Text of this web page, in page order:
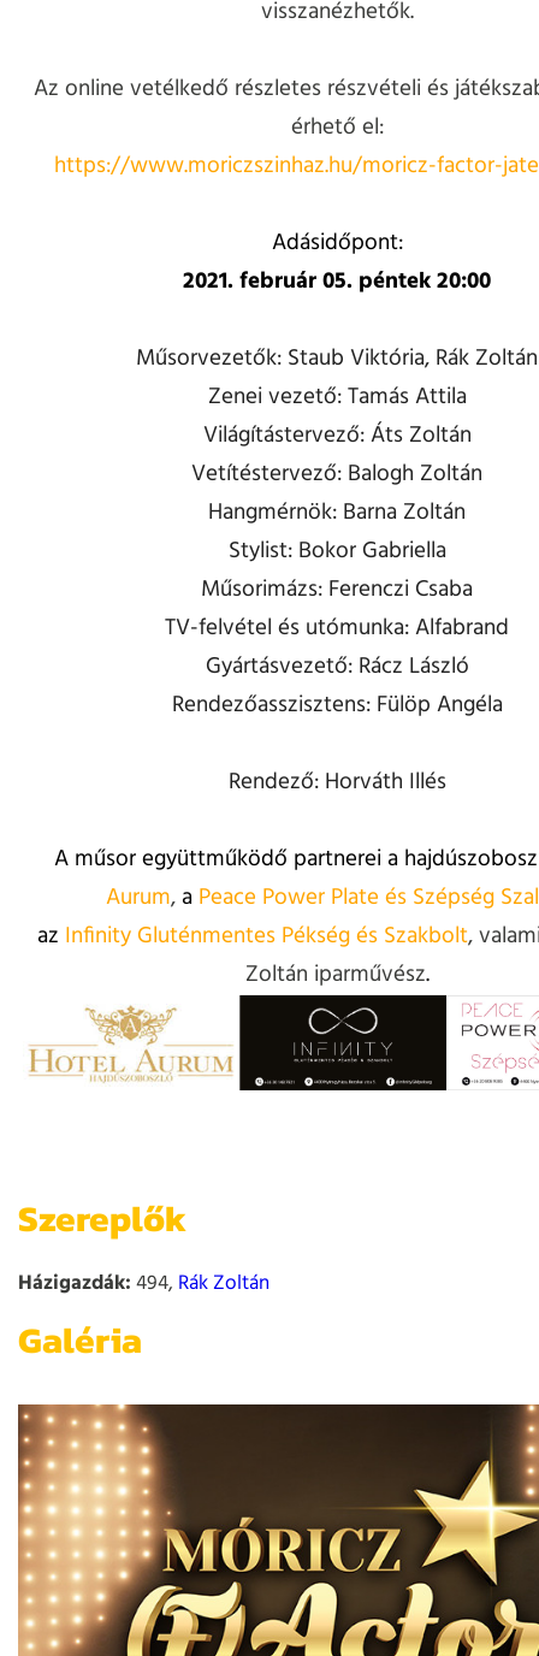
visszanézhetők.
Az online vetélkedő részletes részvételi és
érhető el:
https://www.moriczszinhaz.hu/moricz-factor-
Adásidőpont:
2021. február 05. péntek 20:00
Műsorvezetők: Staub Viktória, Rák Zoltán
Zenei vezető: Tamás Attila
Világítástervező: Áts Zoltán
Vetítéstervező: Balogh Zoltán
Hangmérnök: Barna Zoltán
Stylist: Bokor Gabriella
Műsorimázs: Ferenczi Csaba
TV-felvétel és utómunka: Alfabrand
Gyártásvezető: Rácz László
Rendezőasszisztens: Fülöp Angéla
Rendező: Horváth Illés
A műsor együttműködő partnerei a
Aurum,a Peace Power Plate és Szépség
az Infinity Gluténmentes Pékség és Szakbolt,
Zoltán iparművész.
Szereplők
Házigazdák:494, Rák Zoltán
Galéria